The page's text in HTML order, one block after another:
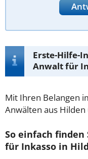
Erste-Hilfe-
Anwalt für
Mit Ihren Belangen
Anwälten aus
So einfach finden
für Inkasso in